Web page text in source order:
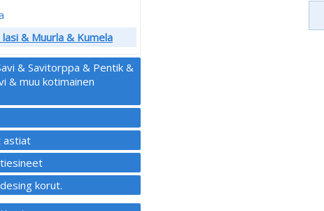
& Muurla & Kumela
& Savitorppa & Pentik &
& muu kotimainen
astiat
korut.